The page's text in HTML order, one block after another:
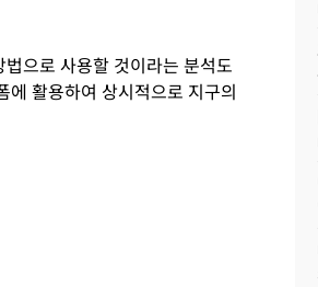
으로 사용할 것이라는 분석도
에 활용하여 상시적으로 지구의